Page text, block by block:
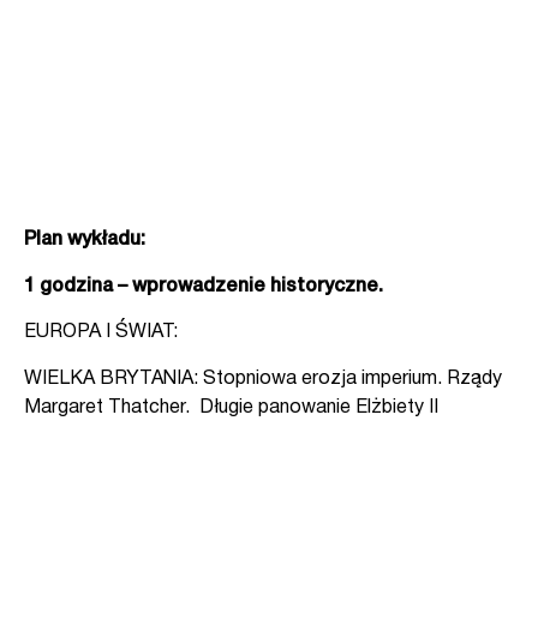
Plan wykładu:
1 godzina – wprowadzenie historyczne.
EUROPA I ŚWIAT:
WIELKA BRYTANIA: Stopniowa erozja imperium. Rządy
Margaret Thatcher. Długie panowanie Elżbiety II